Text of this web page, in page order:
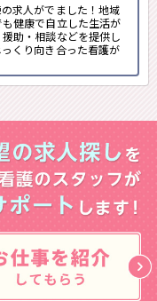
求人がでました！地域
健康で自立した生活が
助・相談などを提供し
くり向き合った看護が